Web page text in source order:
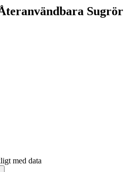
Sugrör
med data